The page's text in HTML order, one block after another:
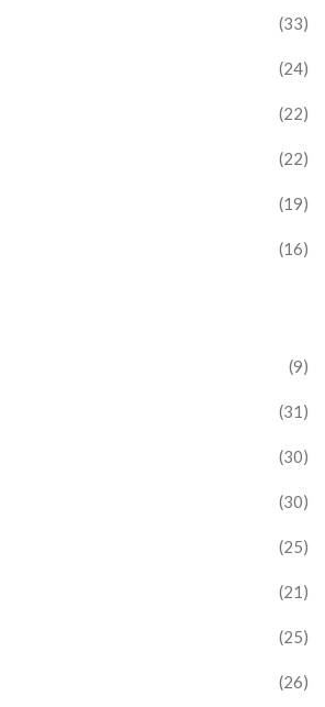
(33)
(24)
(22)
(22)
(19)
(16)
(9)
(31)
(30)
(30)
(25)
(21)
(25)
(26)